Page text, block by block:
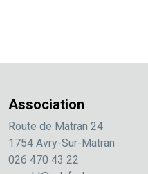
Association
Route de Matran 24
1754 Avry-Sur-Matran
026 470 43 22